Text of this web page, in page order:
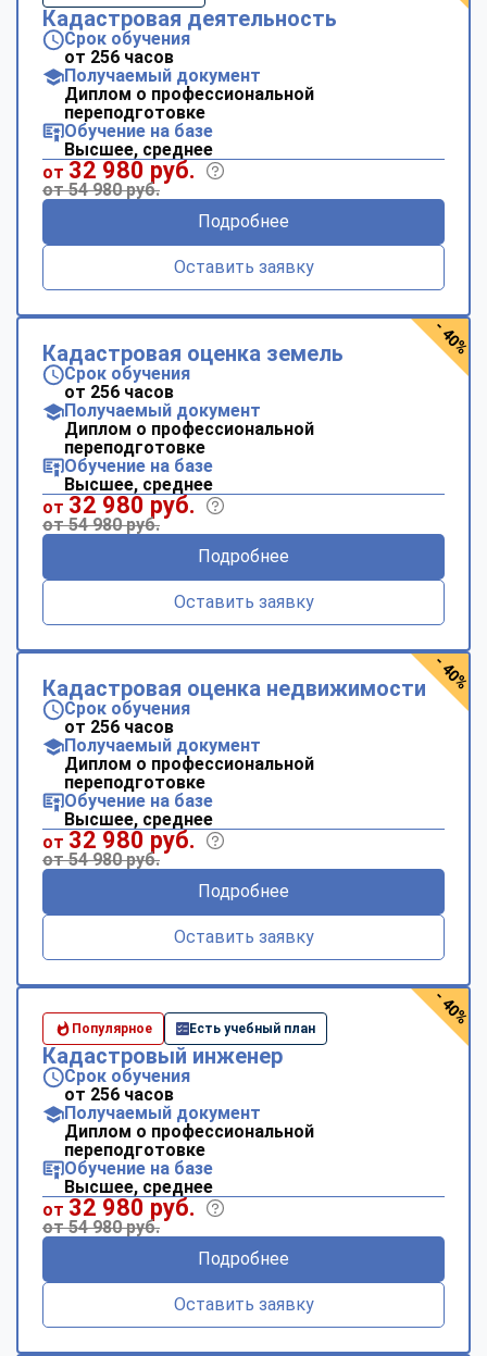
Кадастровая деятельность
Срок обучения
от 256 часов
Получаемый документ
Диплом о профессиональной
переподготовке
Обучение на базе
Высшее, среднее
от 32 980 руб.
от 54 980 руб.
Подробнее
Оставить заявку
Кадастровая оценка земель
Срок обучения
от 256 часов
Получаемый документ
Диплом о профессиональной
переподготовке
Обучение на базе
Высшее, среднее
от 32 980 руб.
от 54 980 руб.
Подробнее
Оставить заявку
- 40%
Кадастровая оценка недвижимости
Срок обучения
от 256 часов
Получаемый документ
Диплом о профессиональной
переподготовке
Обучение на базе
Высшее, среднее
от 32 980 руб.
от 54 980 руб.
Подробнее
Оставить заявку
- 40%
Популярное Есть учебный план
Кадастровый инженер
Срок обучения
от 256 часов
Получаемый документ
Диплом о профессиональной
переподготовке
Обучение на базе
Высшее, среднее
от 32 980 руб.
от 54 980 руб.
Подробнее
Оставить заявку
- 40%